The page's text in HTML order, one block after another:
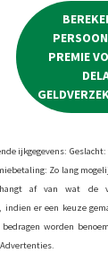
PREMIE
ijkgegevens:
Zo lang
af van wat de
er een keuze
worden